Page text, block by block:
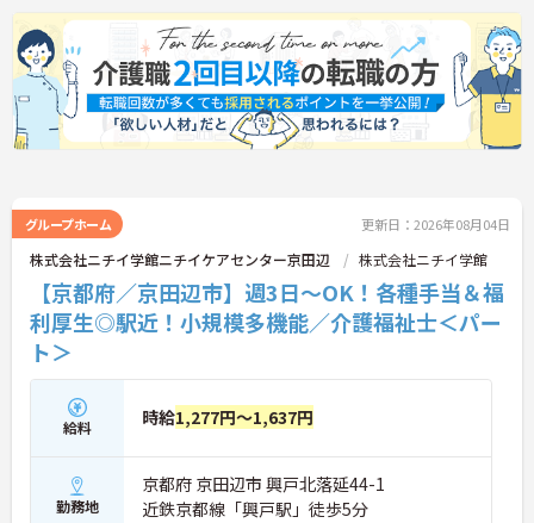
グループホーム 更新日：2026年08月04日
株式会社ニチイ学館ニチイケアセンター京田辺 株式会社ニチイ学館
【京都府／京田辺市】週3日～OK！各種手当＆福
利厚生◎駅近！小規模多機能／介護福祉士＜パー
ト＞
給料 時給1,277円～1,637円
勤務地
京都府 京田辺市 興戸北落延44-1
近鉄京都線「興戸駅」徒歩5分